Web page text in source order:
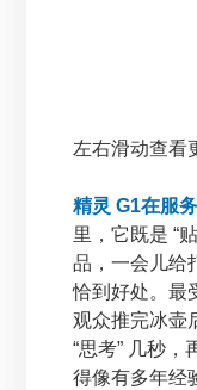
左右滑动查看
精灵 G1在服
里，它既是 “
品，一会儿给
恰到好处。
观众推完冰壶
“思考” 几秒
得像有多年经